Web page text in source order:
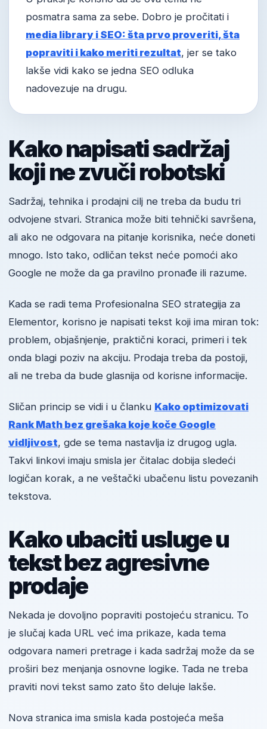
posmatra sama za sebe. Dobro je pročitati i
media library i SEO: šta prvo proveriti, šta
popraviti i kako meriti rezultat, jer se tako
lakše vidi kako se jedna SEO odluka
nadovezuje na drugu.
Kako napisati sadržaj
koji ne zvuči robotski
Sadržaj, tehnika i prodajni cilj ne treba da budu tri
odvojene stvari. Stranica može biti tehnički savršena,
ali ako ne odgovara na pitanje korisnika, neće doneti
mnogo. Isto tako, odličan tekst neće pomoći ako
Google ne može da ga pravilno pronađe ili razume.
Kada se radi tema Profesionalna SEO strategija za
Elementor, korisno je napisati tekst koji ima miran tok:
problem, objašnjenje, praktični koraci, primeri i tek
onda blagi poziv na akciju. Prodaja treba da postoji,
ali ne treba da bude glasnija od korisne informacije.
Sličan princip se vidi i u članku Kako optimizovati
Rank Math bez grešaka koje koče Google
vidljivost, gde se tema nastavlja iz drugog ugla.
Takvi linkovi imaju smisla jer čitalac dobija sledeći
logičan korak, a ne veštački ubačenu listu povezanih
tekstova.
Kako ubaciti usluge u
tekst bez agresivne
prodaje
Nekada je dovoljno popraviti postojeću stranicu. To
je slučaj kada URL već ima prikaze, kada tema
odgovara nameri pretrage i kada sadržaj može da se
proširi bez menjanja osnovne logike. Tada ne treba
praviti novi tekst samo zato što deluje lakše.
Nova stranica ima smisla kada postojeća meša